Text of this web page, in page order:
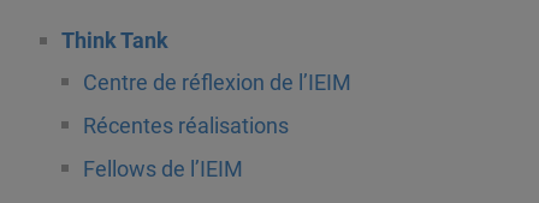
Think Tank
Centre de réflexion de l’IEIM
Récentes réalisations
Fellows de l’IEIM